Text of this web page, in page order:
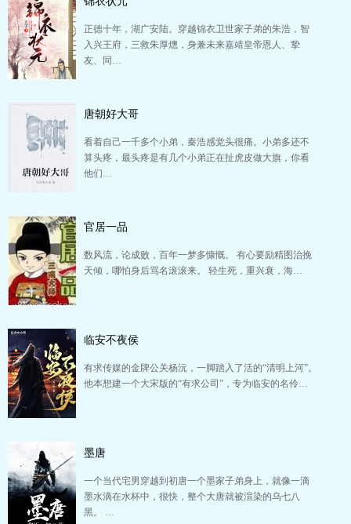
正德十年，湖广安陆。穿越锦衣卫世家子弟的朱浩，智
入兴王府，三救朱厚熜，身兼未来嘉靖皇帝恩人、挚
友、同…
唐朝好大哥
看着自己一千多个小弟，秦浩感觉头很痛。小弟多还不
算头疼，最头疼是有几个小弟正在扯虎皮做大旗，你看
他们…
官居一品
数风流，论成败，百年一梦多慷慨。 有心要励精图治挽
天倾，哪怕身后骂名滚滚来。 轻生死，重兴衰，海…
临安不夜侯
有求传媒的金牌公关杨沅，一脚踏入了活的“清明上河”。
他本想建一个大宋版的“有求公司”，专为临安的名伶…
墨唐
一个当代宅男穿越到初唐一个墨家子弟身上，就像一滴
墨水滴在水杯中，很快，整个大唐就被渲染的乌七八
黑。 …